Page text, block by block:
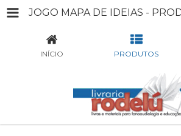
INÍCIO PRODUTOS